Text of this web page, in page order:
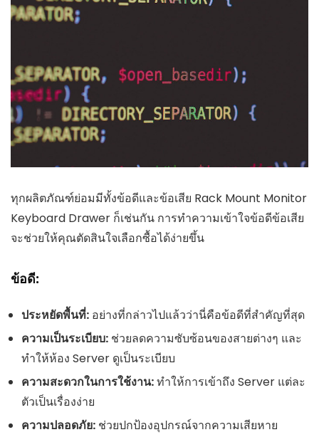
ทุกผลิตภัณฑ์ย่อมมีทั้งข้อดีและข้อเสีย Rack Mount Monitor
Keyboard Drawer ก็เช่นกัน การทำความเข้าใจข้อดีข้อเสีย
จะช่วยให้คุณตัดสินใจเลือกซื้อได้ง่ายขึ้น
ข้อดี:
ประหยัดพื้นที่: อย่างที่กล่าวไปแล้วว่านี่คือข้อดีที่สำคัญที่สุด
ความเป็นระเบียบ: ช่วยลดความซับซ้อนของสายต่างๆ และ
ทำให้ห้อง Server ดูเป็นระเบียบ
ความสะดวกในการใช้งาน:ทำให้การเข้าถึง Server แต่ละ
ตัวเป็นเรื่องง่าย
ความปลอดภัย: ช่วยปกป้องอุปกรณ์จากความเสียหาย